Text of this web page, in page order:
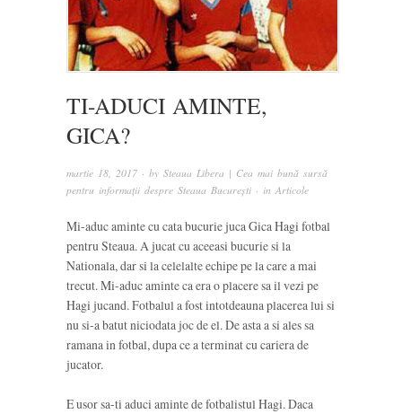
TI-ADUCI AMINTE,
GICA?
martie 18, 2017 · by Steaua Libera | Cea mai bună sursă
pentru informații despre Steaua București · in Articole
Mi-aduc aminte cu cata bucurie juca Gica Hagi fotbal
pentru Steaua. A jucat cu aceeasi bucurie si la
Nationala, dar si la celelalte echipe pe la care a mai
trecut. Mi-aduc aminte ca era o placere sa il vezi pe
Hagi jucand. Fotbalul a fost intotdeauna placerea lui si
nu si-a batut niciodata joc de el. De asta a si ales sa
ramana in fotbal, dupa ce a terminat cu cariera de
jucator.
E usor sa-ti aduci aminte de fotbalistul Hagi. Daca